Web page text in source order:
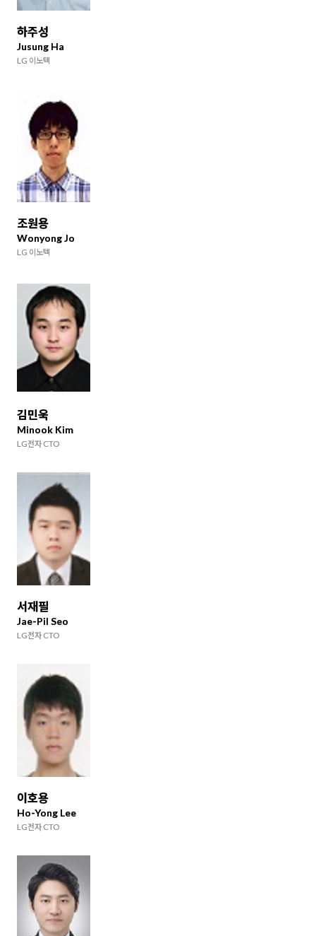
하주성
Jusung Ha
LG 이노텍
조원용
Wonyong Jo
LG 이노텍
김민욱
Minook Kim
LG전자 CTO
서재필
Jae-Pil Seo
LG전자 CTO
이호용
Ho-Yong Lee
LG전자 CTO